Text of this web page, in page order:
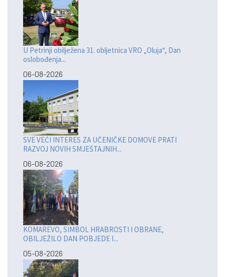
U Petrinji obilježena 31. obljetnica VRO „Oluja“, Dan
oslobođenja...
06-08-2026
SVE VEĆI INTERES ZA UČENIČKE DOMOVE PRATI
RAZVOJ NOVIH SMJEŠTAJNIH...
06-08-2026
KOMAREVO, SIMBOL HRABROSTI I OBRANE,
OBILJEŽILO DAN POBJEDE I...
05-08-2026